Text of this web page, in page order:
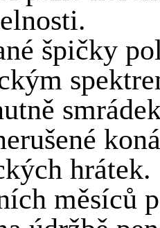
špičky
hrátek.
měsíců